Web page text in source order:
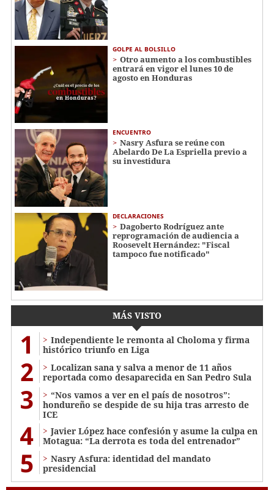
GOLPE AL BOLSILLO
Otro aumento a los combustibles
entrará en vigor el lunes 10 de
agosto en Honduras
ENCUENTRO
Nasry Asfura se reúne con
Abelardo De La Espriella previo a
su investidura
DECLARACIONES
Dagoberto Rodríguez ante
reprogramación de audiencia a
Roosevelt Hernández: "Fiscal
tampoco fue notificado"
MÁS VISTO
1
Independiente le remonta al Choloma y firma
histórico triunfo en Liga
2
Localizan sana y salva a menor de 11 años
reportada como desaparecida en San Pedro Sula
3
“Nos vamos a ver en el país de nosotros”:
hondureño se despide de su hija tras arresto de
ICE
4
Javier López hace confesión y asume la culpa en
Motagua: “La derrota es toda del entrenador”
5
Nasry Asfura: identidad del mandato
presidencial